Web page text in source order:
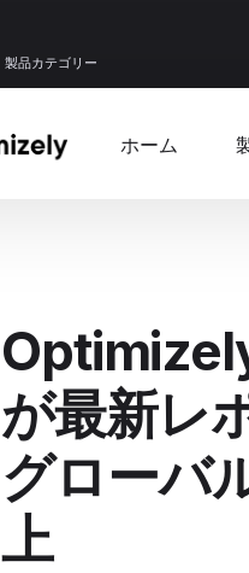
製品カテゴリー
ホーム
が最新レ
グローバ
上